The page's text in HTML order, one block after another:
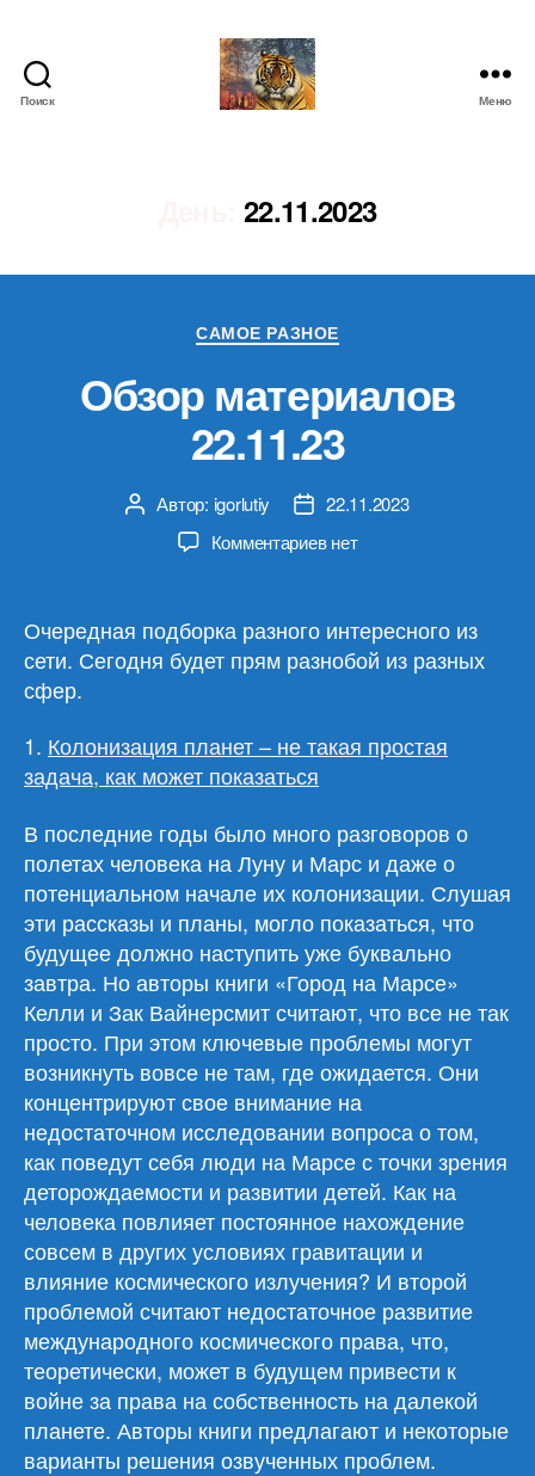
Поиск Меню
22.11.2023
Рубрики
САМОЕ РАЗНОЕ
Обзор материалов
22.11.23
Автор
записи
Автор: igorlutiy
Дата22.11.2023
Комментариевк
22.11.23
нет
Очередная подборка разного интересного из
сети. Сегодня будет прям разнобой из разных
сфер.
1. Колонизация планет – не такая простая
задача, как может показаться
В последние годы было много разговоров о
полетах человека на Луну и Марс и даже о
потенциальном начале их колонизации. Слушая
эти рассказы и планы, могло показаться, что
будущее должно наступить уже буквально
завтра. Но авторы книги «Город на Марсе»
Келли и Зак Вайнерсмит считают, что все не так
просто. При этом ключевые проблемы могут
возникнуть вовсе не там, где ожидается. Они
концентрируют свое внимание на
недостаточном исследовании вопроса о том,
как поведут себя люди на Марсе с точки зрения
деторождаемости и развитии детей. Как на
человека повлияет постоянное нахождение
совсем в других условиях гравитации и
влияние космического излучения? И второй
проблемой считают недостаточное развитие
международного космического права, что,
теоретически, может в будущем привести к
войне за права на собственность на далекой
планете. Авторы книги предлагают и некоторые
варианты решения озвученных проблем.